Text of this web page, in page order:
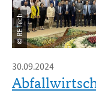
© RETech
30.09.2024